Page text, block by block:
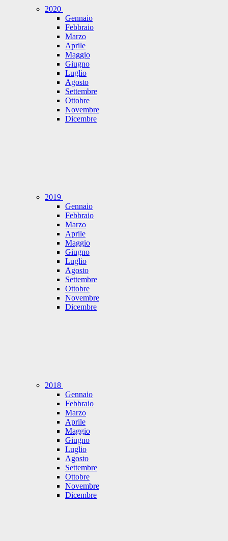
2020
Gennaio
Febbraio
Marzo
Aprile
Maggio
Giugno
Luglio
Agosto
Settembre
Ottobre
Novembre
Dicembre
2019
Gennaio
Febbraio
Marzo
Aprile
Maggio
Giugno
Luglio
Agosto
Settembre
Ottobre
Novembre
Dicembre
2018
Gennaio
Febbraio
Marzo
Aprile
Maggio
Giugno
Luglio
Agosto
Settembre
Ottobre
Novembre
Dicembre